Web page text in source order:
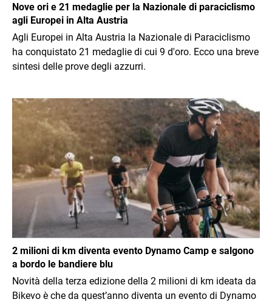
Nove ori e 21 medaglie per la Nazionale di paraciclismo
agli Europei in Alta Austria
Agli Europei in Alta Austria la Nazionale di Paraciclismo
ha conquistato 21 medaglie di cui 9 d'oro. Ecco una breve
sintesi delle prove degli azzurri.
Immagine
2 milioni di km diventa evento Dynamo Camp e salgono
a bordo le bandiere blu
Novità della terza edizione della 2 milioni di km ideata da
Bikevo è che da quest’anno diventa un evento di Dynamo